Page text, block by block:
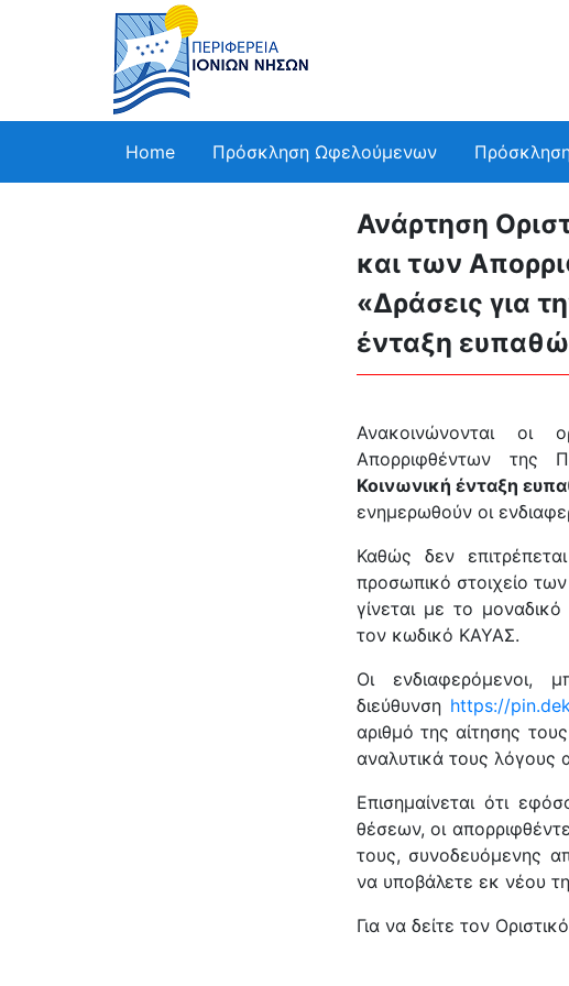
Home Πρόσκληση Ωφελούμενων
Ανάρτηση
και των
«Δράσεις για
ένταξη
Ανακοινώνονται οι
Απορριφθέντων της
Κοινωνική ένταξη
ενημερωθούν οι
Καθώς δεν
προσωπικό στοιχείο
γίνεται με το
τον κωδικό ΚΑΥΑΣ.
Οι ενδιαφερόμενοι,
διεύθυνση https://
αριθμό της αίτησης
αναλυτικά τους λόγους
Επισημαίνεται ότι
θέσεων, οι
τους, συνοδευόμενης
να υποβάλετε εκ νέου
Για να δείτε τον